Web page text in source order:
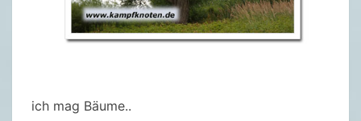
ich mag Bäume..